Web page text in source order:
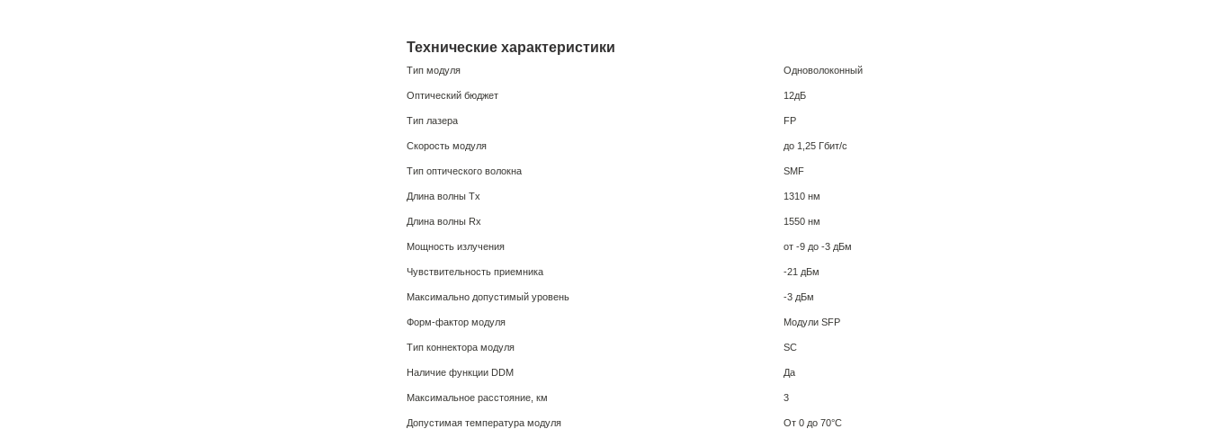
Технические характеристики
Тип модуля Одноволоконный
Оптический бюджет 12дБ
Тип лазера FP
Скорость модуля до 1,25 Гбит/с
Тип оптического волокна SMF
Длина волны Tx 1310 нм
Длина волны Rx 1550 нм
Мощность излучения от -9 до -3 дБм
Чувствительность приемника -21 дБм
Максимально допустимый уровень -3 дБм
Форм-фактор модуля Модули SFP
Тип коннектора модуля SC
Наличие функции DDM Да
Максимальное расстояние, км 3
Допустимая температура модуля От 0 до 70°C